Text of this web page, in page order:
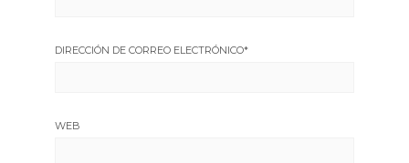
DIRECCIÓN DE CORREO ELECTRÓNICO*
WEB